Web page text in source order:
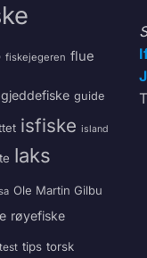
fiskejegeren flue
gjeddefiske guide
isfiske island
laks
Ole Martin Gilbu
røyefiske
test tips torsk